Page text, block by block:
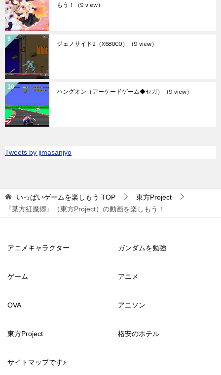
もう！ （9 view）
ジェノサイド2（X68000） （9 view）
ハングオン（アーケードゲーム◆セガ） （9 view）
Tweets by jimasanjyo
いっぱいゲームを楽しもう TOP
東方Project
『某方紅魔郷』（東方Project）の動画を楽しもう！
アニメキャラクター ガンダムを勉強
ゲーム アニメ
OVA アニソン
東方Project 格安のホテル
サイトマップです♪